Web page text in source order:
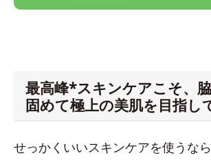
最高峰*スキンケアこそ、
固めて極上の美肌を目指し
せっかくいいスキンケアを使うな